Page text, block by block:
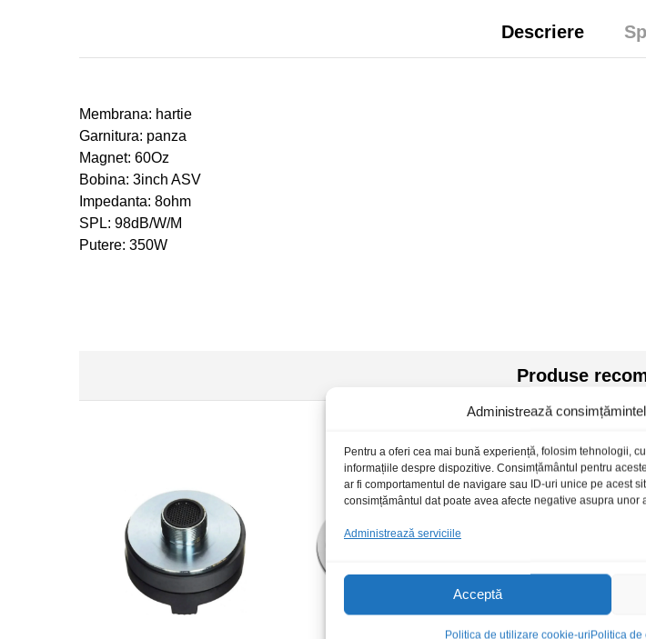
Administrează
Pentru a oferi cea mai bună experiență, folosim tehnologii,
informațiile despre dispozitive. Consimțământul pentru
ar fi comportamentul de navigare sau ID-uri unice pe acest
consimțământul dat poate avea afecte negative asupra unor
Administrează serviciile
Acceptă
Politica de utilizare cookie-uriPolitica de
Descriere
Membrana: hartie
Garnitura: panza
Magnet: 60Oz
Bobina: 3inch ASV
Impedanta: 8ohm
SPL: 98dB/W/M
Putere: 350W
Produse